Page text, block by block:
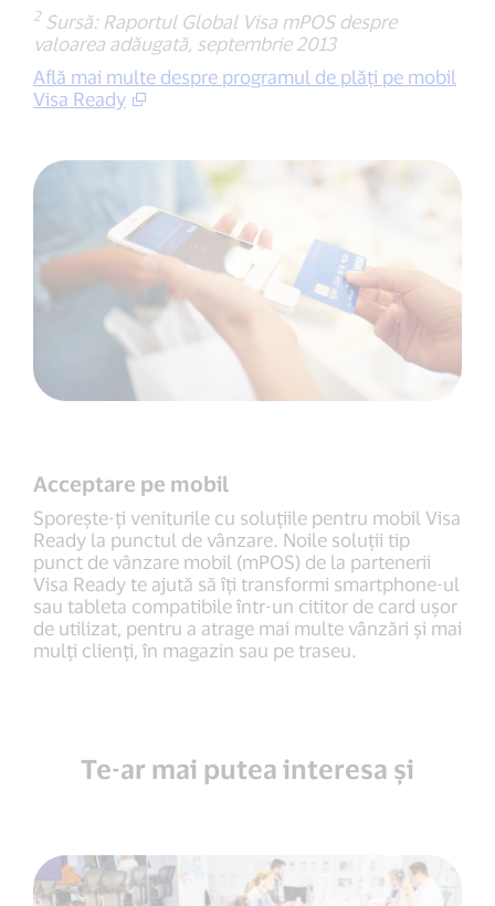
2Sursă: Raportul Global Visa mPOS despre
valoarea adăugată, septembrie 2013
Află mai multe despre programul de plăți pe mobil
Visa Ready
Acceptare pe mobil
Sporește-ți veniturile cu soluțiile pentru mobil Visa
Ready la punctul de vânzare. Noile soluții tip
punct de vânzare mobil (mPOS) de la partenerii
Visa Ready te ajută să îți transformi smartphone-ul
sau tableta compatibile într-un cititor de card ușor
de utilizat, pentru a atrage mai multe vânzări și mai
mulți clienți, în magazin sau pe traseu.
Te-ar mai putea interesa și